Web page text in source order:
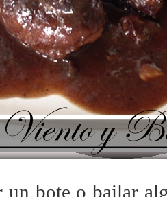
un bote o bailar